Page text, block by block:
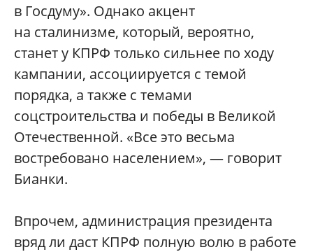
в Госдуму». Однако акцент
на сталинизме, который, вероятно,
станет у КПРФ только сильнее по ходу
кампании, ассоциируется с темой
порядка, а также с темами
соцстроительства и победы в Великой
Отечественной. «Все это весьма
востребовано населением», — говорит
Бианки.
Впрочем, администрация президента
вряд ли даст КПРФ полную волю в работе